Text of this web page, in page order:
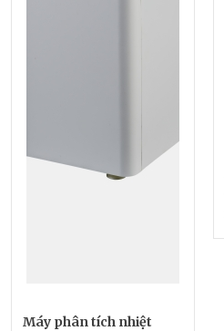
Máy phân tích nhiệt